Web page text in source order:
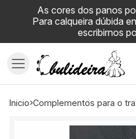
As cores dos panos
Para calqueira dúbida
escribirnos
inicio complementos para o